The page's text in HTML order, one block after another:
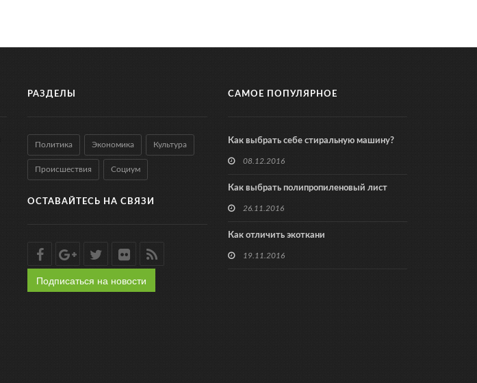
РАЗДЕЛЫ
Политика Экономика Культура
Происшествия Социум
ОСТАВАЙТЕСЬ НА СВЯЗИ
Подписаться на новости
САМОЕ ПОПУЛЯРНОЕ
Как выбрать себе стиральную машину?
08.12.2016
Как выбрать полипропиленовый лист
26.11.2016
Как отличить экоткани
19.11.2016